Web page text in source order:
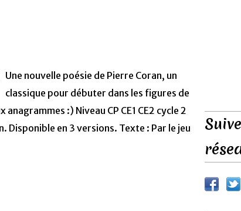
Une nouvelle poésie de Pierre Coran, un
classique pour débuter dans les figures de
:) Niveau CP CE1 CE2 cycle 2
en 3 versions. Texte : Par le jeu